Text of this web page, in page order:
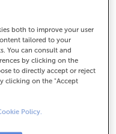
del
envío
both to improve your user
tailored to your
You can consult and
by clicking on the
to directly accept or reject
clicking on the "Accept
Policy.